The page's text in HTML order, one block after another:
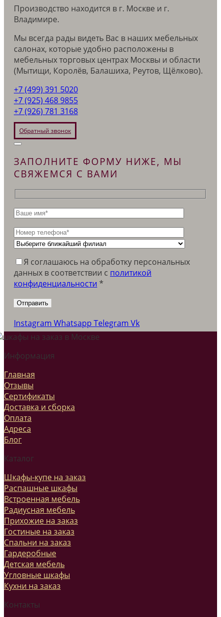
Производство находится в г. Москве и г.
Владимире.
Мы всегда рады видеть Вас в наших мебельных
салонах, которые удобно расположены в
мебельных торговых центрах Москвы и области
(Мытищи, Королёв, Балашиха, Реутов, Щёлково).
+7 (499) 391 5020
+7 (925) 468 9855
+7 (926) 781 3168
Обратный звонок
ЗАПОЛНИТЕ ФОРМУ НИЖЕ, МЫ
СВЯЖЕМСЯ С ВАМИ
Я соглашаюсь на обработку персональных
данных в соответствии c политикой
конфиденциальности *
Instagram Whatsapp Telegram Vk
Информация
Главная
Отзывы
Сертификаты
Доставка и сборка
Оплата
Адреса
Блог
Каталог
Шкафы-купе на заказ
Распашные шкафы
Встроенная мебель
Радиусная мебель
Прихожие на заказ
Гостиные на заказ
Спальни на заказ
Гардеробные
Детская мебель
Угловные шкафы
Кухни на заказ
Контакты